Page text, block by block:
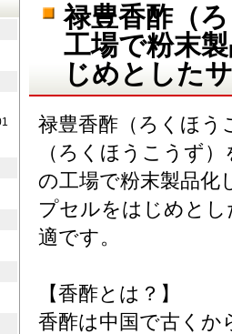
禄豊香酢（
工場で粉末
じめとした
禄豊香酢（ろくほう
（ろくほうこうず
の工場で粉末製品化
プセルをはじめと
適です。
【香酢とは？】
香酢は中国で古くか